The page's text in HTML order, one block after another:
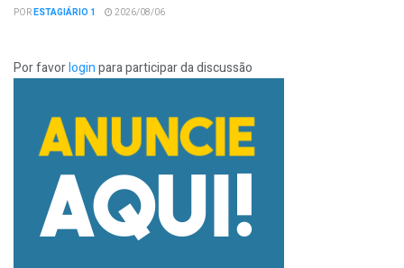
PORESTAGIÁRIO 1 2026/08/06
Por favorloginpara participar da discussão